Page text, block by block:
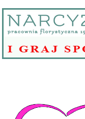
video